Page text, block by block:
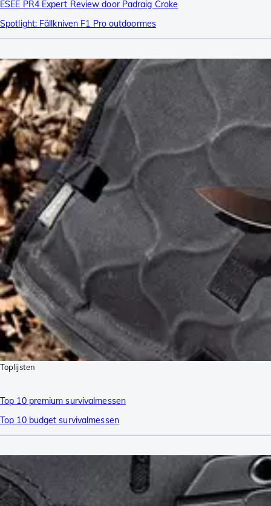
ESEE PR4 Expert Review door Padraig Croke
Spotlight: Fällkniven F1 Pro outdoormes
Toplijsten
Top 10 premium survivalmessen
Top 10 budget survivalmessen